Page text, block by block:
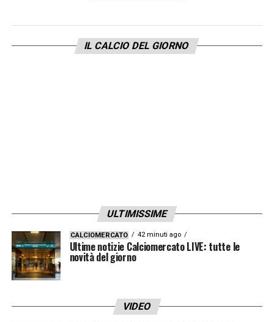
Attaccanti: Arnautovic, Barrow, Orsolini,
Sansone, Santander, Skov Olsen, Van
IL CALCIO DEL GIORNO
ULTIMISSIME
CALCIOMERCATO 42 minuti ago
Ultime notizie Calciomercato LIVE: tutte le
novità del giorno
VIDEO